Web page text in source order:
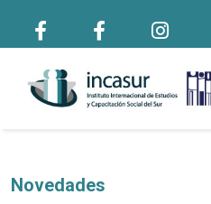
Novedades